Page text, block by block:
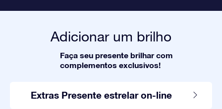
Adicionar um brilho
Faça seu presente brilhar com
complementos exclusivos!
Extras Presente estrelar on-line